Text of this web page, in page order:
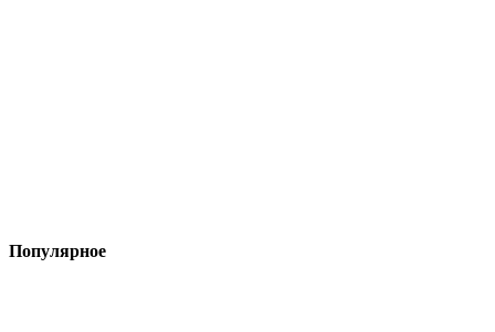
Популярное